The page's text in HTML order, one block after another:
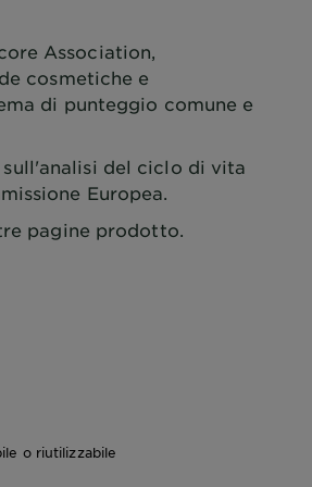
Association,
cosmetiche e
di punteggio comune e
del ciclo di vita
Europea.
pagine prodotto.
o riutilizzabile